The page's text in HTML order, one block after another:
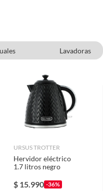
Lavadoras
Cocinas a gas
URSUS TROTTER
Hervidor eléctrico
1.7 litros negro
$ 15.990 -36%